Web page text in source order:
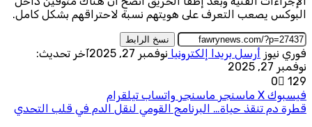
البوكس يصعب التعرف على هويتهم نسبة لاحتراقهم بشكل كامل.
نسخ الرابط
فوري نيوز أرسل بريدا إلكترونيا نوفمبر 27, 2025
آخر تحديث:
نوفمبر 27, 2025
0
129
فيسبوك ‫X ماسنجر ماسنجر واتساب تيلقرام
قطرة دم تنقذ حياة… البرنامج القومي لنقل الدم في قلب التحدي